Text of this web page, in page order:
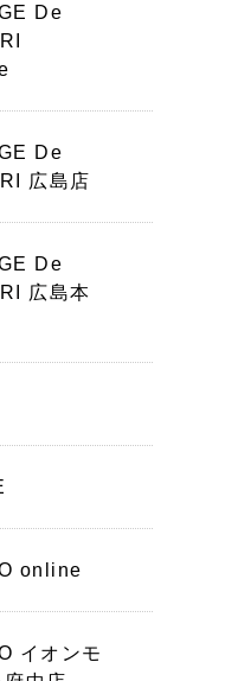
De
De
広島店
De
広島本
online
イオンモ